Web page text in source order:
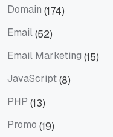
Domain (174)
Email(52)
Email Marketing (15)
JavaScript(8)
PHP (13)
Promo (19)